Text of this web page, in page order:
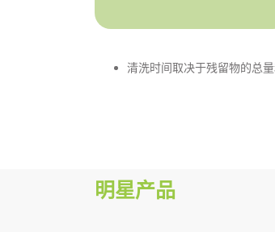
清洗时间取决于残留物的总
明星产品